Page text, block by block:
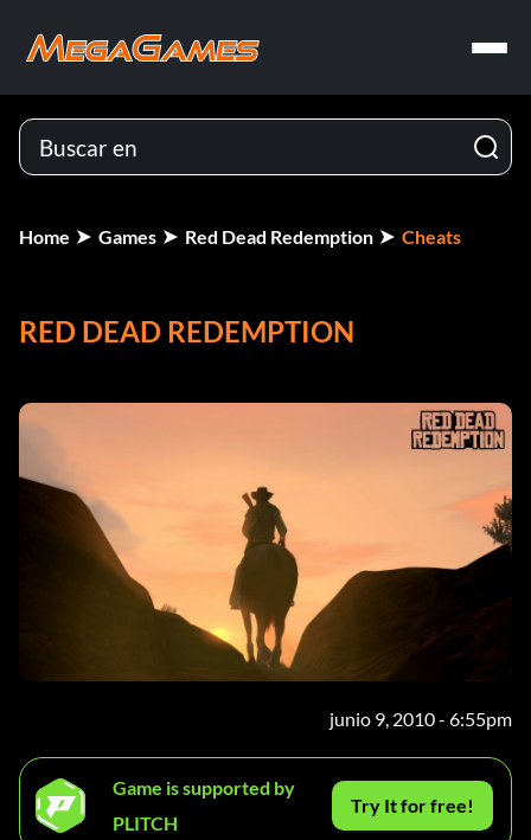
Home Games Red Dead Redemption Cheats
RED DEAD REDEMPTION
junio 9, 2010 - 6:55pm
Game is supported by
PLITCH
Try It for free!